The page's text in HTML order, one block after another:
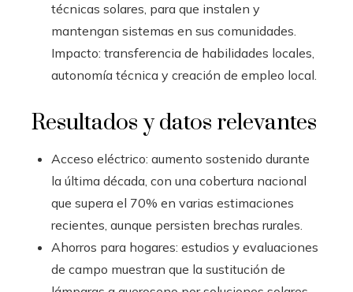
técnicas solares, para que instalen y
mantengan sistemas en sus comunidades.
Impacto: transferencia de habilidades locales,
autonomía técnica y creación de empleo local.
Resultados y datos relevantes
Acceso eléctrico: aumento sostenido durante
la última década, con una cobertura nacional
que supera el 70% en varias estimaciones
recientes, aunque persisten brechas rurales.
Ahorros para hogares: estudios y evaluaciones
de campo muestran que la sustitución de